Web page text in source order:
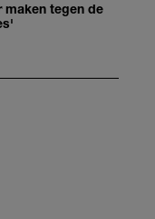
maken tegen de